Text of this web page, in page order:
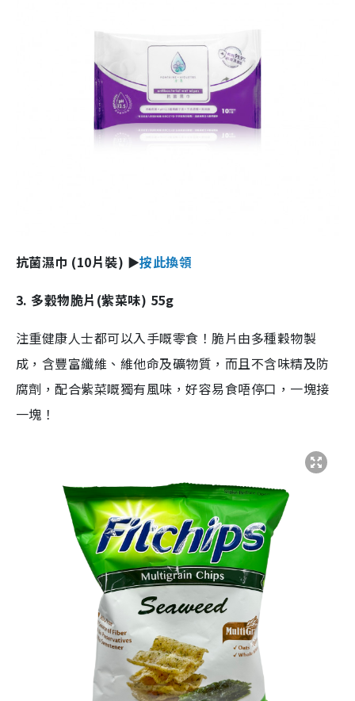
抗菌濕巾 (10片裝) ►按此換領
3. 多穀物脆片(紫菜味) 55g
注重健康人士都可以入手嘅零食！脆片由多種穀物製
成，含豐富纖維、維他命及礦物質，而且不含味精及防
腐劑，配合紫菜嘅獨有風味，好容易食唔停口，一塊接
一塊！